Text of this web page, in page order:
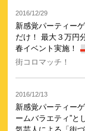
2016/12/29
新感覚パーティー
だけ！ 最大３万円
春イベント実施！
街コロマッチ！
2016/12/13
新感覚パーティー
ームバラエティ”と